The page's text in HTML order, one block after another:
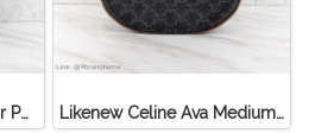
Louis Vuitton Multicolour Pochette Canvas Likenew Celine Ava Medium Triomphe Canvas